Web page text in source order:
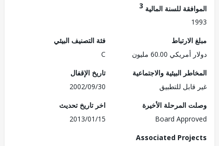
للسنة المالية3
60.00 مليون
فئة التصنيف البيئي
البيئية والاجتماعية
للتطبيق
تاريخ الإقفال
2002/09/30
المرحلة الأخيرة
Board
اخر تاريخ تحديث
2013/01/15
Associated